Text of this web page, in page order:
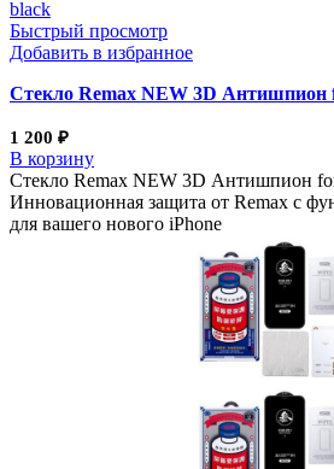
Быстрый просмотр
Добавить в избранное
Стекло Remax NEW 3D Антишпион
1 200 ₽
В корзину
Стекло Remax NEW 3D Антишпион
Инновационная защита от Remax с
для вашего нового iPhone